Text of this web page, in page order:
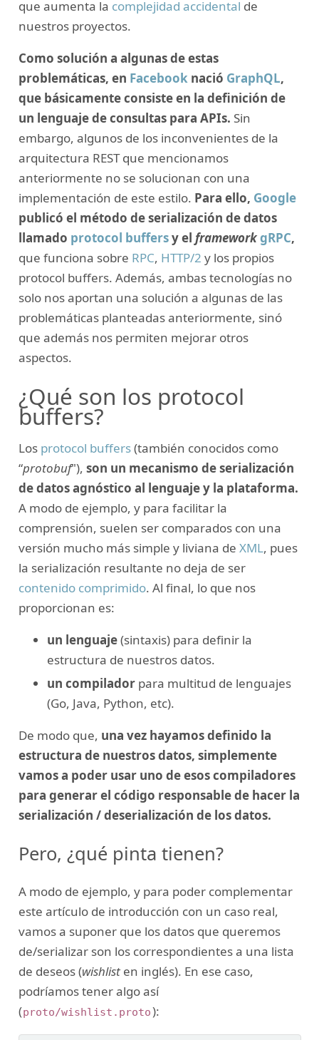
que aumenta la complejidad accidental de
nuestros proyectos.
Como solución a algunas de estas
problemáticas, en Facebooknació GraphQL,
que básicamente consiste en la definición de
un lenguaje de consultas para APIs. Sin
embargo, algunos de los inconvenientes de la
arquitectura REST que mencionamos
anteriormente no se solucionan con una
implementación de este estilo. Para ello, Google
publicó el método de serialización de datos
llamado protocol buffersy el frameworkgRPC,
que funciona sobre RPC, HTTP/2 y los propios
protocol buffers. Además, ambas tecnologías no
solo nos aportan una solución a algunas de las
problemáticas planteadas anteriormente, sinó
que además nos permiten mejorar otros
aspectos.
¿Qué son los protocol
buffers?
Los protocol buffers(también conocidos como
“protobuf"), son un mecanismo de serialización
de datos agnóstico al lenguaje y la plataforma.
A modo de ejemplo, y para facilitar la
comprensión, suelen ser comparados con una
versión mucho más simple y liviana de XML, pues
la serialización resultante no deja de ser
contenido comprimido. Al final, lo que nos
proporcionan es:
un lenguaje(sintaxis) para definir la
estructura de nuestros datos.
un compiladorpara multitud de lenguajes
(Go, Java, Python, etc).
De modo que, una vez hayamos definido la
estructura de nuestros datos, simplemente
vamos a poder usar uno de esos compiladores
para generar el código responsable de hacer la
serialización / deserialización de los datos.
Pero, ¿qué pinta tienen?
A modo de ejemplo, y para poder complementar
este artículo de introducción con un caso real,
vamos a suponer que los datos que queremos
de/serializar son los correspondientes a una lista
de deseos (wishlisten inglés). En ese caso,
podríamos tener algo así
(proto/wishlist.proto):